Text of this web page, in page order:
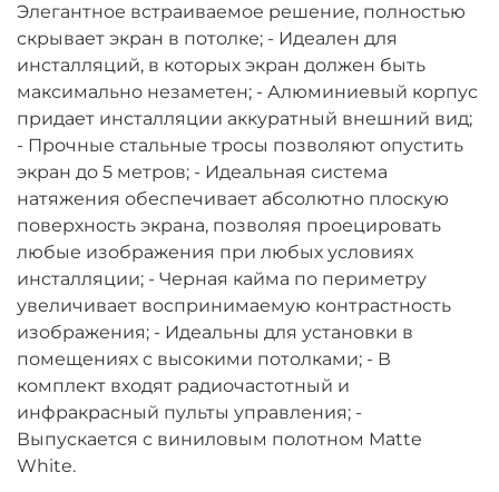
Элегантное встраиваемое решение, полностью
скрывает экран в потолке; - Идеален для
инсталляций, в которых экран должен быть
максимально незаметен; - Алюминиевый корпус
придает инсталляции аккуратный внешний вид;
- Прочные стальные тросы позволяют опустить
экран до 5 метров; - Идеальная система
натяжения обеспечивает абсолютно плоскую
поверхность экрана, позволяя проецировать
любые изображения при любых условиях
инсталляции; - Черная кайма по периметру
увеличивает воспринимаемую контрастность
изображения; - Идеальны для установки в
помещениях с высокими потолками; - В
комплект входят радиочастотный и
инфракрасный пульты управления; -
Выпускается с виниловым полотном Matte
White.